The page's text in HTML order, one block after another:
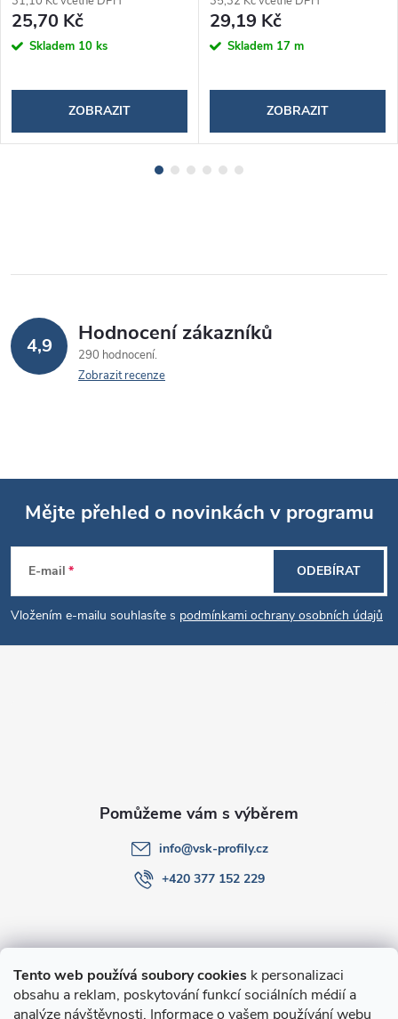
Tento web používá soubory cookies k personalizaci
obsahu a reklam, poskytování funkcí sociálních médií a
analýze návštěvnosti. Informace o vašem používání webu
25,70 Kč
Skladem 10 ks
ZOBRAZIT
29,19 Kč
Skladem 17 m
ZOBRAZIT
4,9 Hodnocení zákazníků
290 hodnocení
Zobrazit recenze
Z
á
p
Mějte přehled o novinkách v programu
E-mail
Vložením e-mailu souhlasíte s podmínkami ochrany osobních údajů
ODEBÍRAT
O nákupu
info@vsk-profily.cz
+420 377 152 229